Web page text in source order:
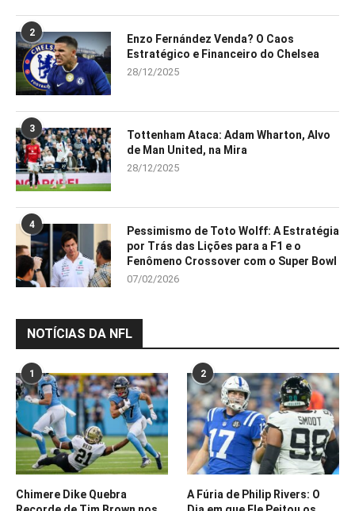
2
Enzo Fernández Venda? O Caos
Estratégico e Financeiro do Chelsea
28/12/2025
3
Tottenham Ataca: Adam Wharton, Alvo
de Man United, na Mira
28/12/2025
4
Pessimismo de Toto Wolff: A Estratégia
por Trás das Lições para a F1 e o
Fenômeno Crossover com o Super Bowl
07/02/2026
NOTÍCIAS DA NFL
1
Chimere Dike Quebra
2
A Fúria de Philip Rivers: O